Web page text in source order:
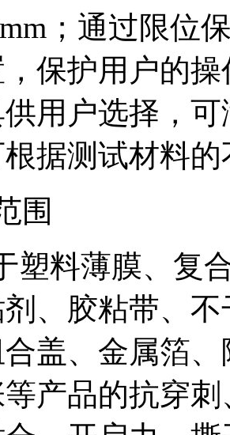
；通过限位
保护用户的
用户选择，
据测试材料
围
塑料薄膜、复
、胶粘带、
盖、金属箔
产品的抗穿